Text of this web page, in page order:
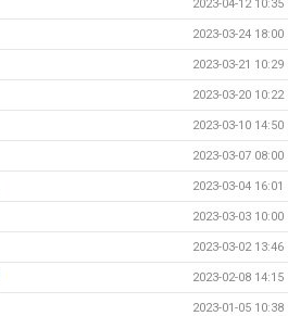
2023-04-12 10:35
2023-03-24 18:00
2023-03-21 10:29
2023-03-20 10:22
2023-03-10 14:50
2023-03-07 08:00
2023-03-04 16:01
2023-03-03 10:00
2023-03-02 13:46
2023-02-08 14:15
2023-01-05 10:38